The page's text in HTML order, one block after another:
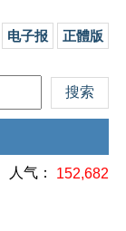
电子报 正體版
人气： 152,682